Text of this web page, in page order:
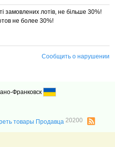
замовлених лотів, не більше 30%!
не более 30%!
Сообщить о нарушении
Франковск
товары Продавца20200